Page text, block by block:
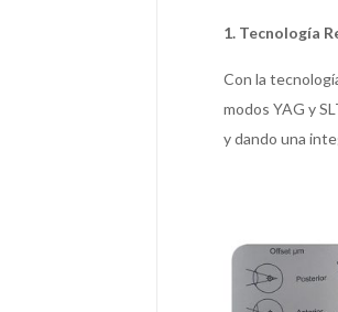
1. Tecnología
Con la
modos YAG y
y dando una